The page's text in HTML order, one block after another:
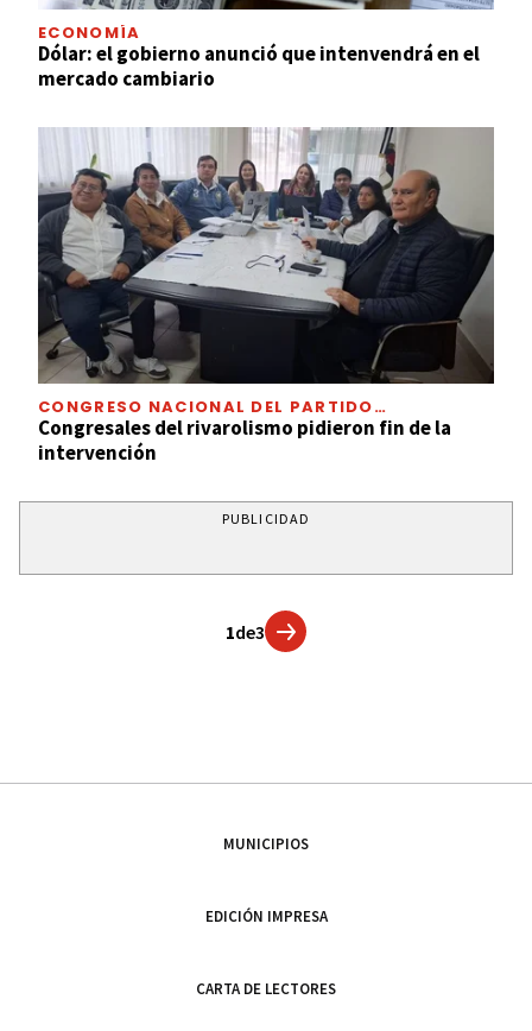
ECONOMÍA
Dólar: el gobierno anunció que intenvendrá en el
mercado cambiario
CONGRESO NACIONAL DEL PARTIDO
JUSTICIALISTA
Congresales del rivarolismo pidieron fin de la
intervención
PUBLICIDAD
1de3
MUNICIPIOS
EDICIÓN IMPRESA
CARTA DE LECTORES